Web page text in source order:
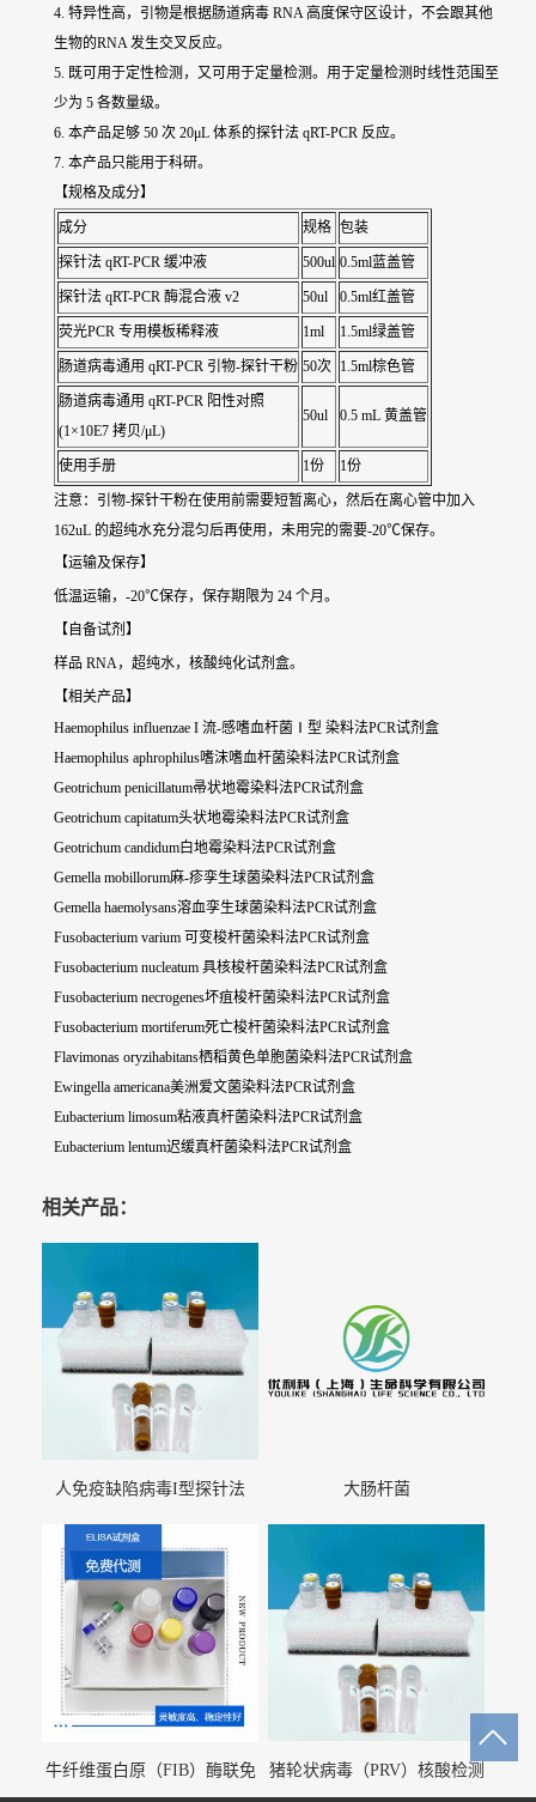
4. 特异性高，引物是根据肠道病毒 RNA 高度保守区设计，不会跟其他
生物的RNA 发生交叉反应。
5. 既可用于定性检测，又可用于定量检测。用于定量检测时线性范围至
少为 5 各数量级。
6. 本产品足够 50 次 20μL 体系的探针法 qRT-PCR 反应。
7. 本产品只能用于科研。
【规格及成分】
成分 规格 包装
探针法 qRT-PCR 缓冲液 500ul 0.5ml蓝盖管
探针法 qRT-PCR 酶混合液 v2 50ul 0.5ml红盖管
荧光PCR 专用模板稀释液 1ml 1.5ml绿盖管
肠道病毒通用 qRT-PCR 引物-探针干粉 50次 1.5ml棕色管
肠道病毒通用 qRT-PCR 阳性对照
(1×10E7 拷贝/μL)
50ul 0.5 mL 黄盖管
使用手册 1份 1份
注意：引物-探针干粉在使用前需要短暂离心，然后在离心管中加入
162uL 的超纯水充分混匀后再使用，未用完的需要-20℃保存。
【运输及保存】
低温运输，-20℃保存，保存期限为 24 个月。
【自备试剂】
样品 RNA，超纯水，核酸纯化试剂盒。
【相关产品】
Haemophilus influenzae I 流-感嗜血杆菌Ⅰ型 染料法PCR试剂盒
Haemophilus aphrophilus嗜沫嗜血杆菌染料法PCR试剂盒
Geotrichum penicillatum帚状地霉染料法PCR试剂盒
Geotrichum capitatum头状地霉染料法PCR试剂盒
Geotrichum candidum白地霉染料法PCR试剂盒
Gemella mobillorum麻-疹孪生球菌染料法PCR试剂盒
Gemella haemolysans溶血孪生球菌染料法PCR试剂盒
Fusobacterium varium 可变梭杆菌染料法PCR试剂盒
Fusobacterium nucleatum 具核梭杆菌染料法PCR试剂盒
Fusobacterium necrogenes坏疽梭杆菌染料法PCR试剂盒
Fusobacterium mortiferum死亡梭杆菌染料法PCR试剂盒
Flavimonas oryzihabitans栖稻黄色单胞菌染料法PCR试剂盒
Ewingella americana美洲爱文菌染料法PCR试剂盒
Eubacterium limosum粘液真杆菌染料法PCR试剂盒
Eubacterium lentum迟缓真杆菌染料法PCR试剂盒
相关产品：
人免疫缺陷病毒I型探针法
大肠杆菌
牛纤维蛋白原（FIB）酶联免
猪轮状病毒（PRV）核酸检测